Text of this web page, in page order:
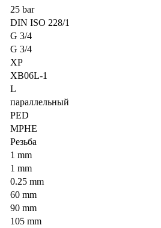
25 bar
DIN ISO 228/1
G 3/4
G 3/4
XP
XB06L-1
L
параллельный
PED
MPHE
Резьба
1 mm
1 mm
0.25 mm
60 mm
90 mm
105 mm